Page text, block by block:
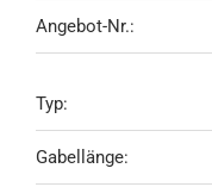
Angebot-Nr.:
Typ:
Gabellänge: